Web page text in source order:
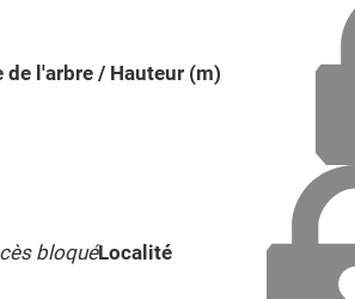
de l'arbre / Hauteur (m)
bloquéLocalité